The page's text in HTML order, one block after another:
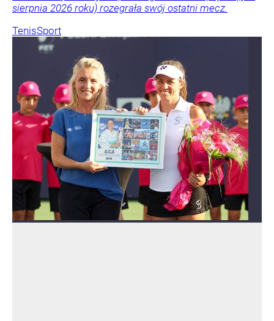
sierpnia 2026 roku) rozegrała swój ostatni mecz.
TenisSport